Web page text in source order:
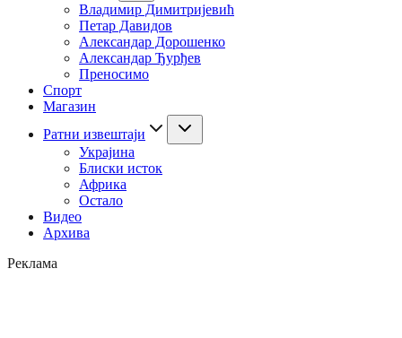
Владимир Димитријевић
Петар Давидов
Александар Дорошенко
Александар Ђурђев
Преносимо
Спорт
Магазин
Ратни извештаји
Украјина
Блиски исток
Африка
Остало
Видео
Архива
Реклама